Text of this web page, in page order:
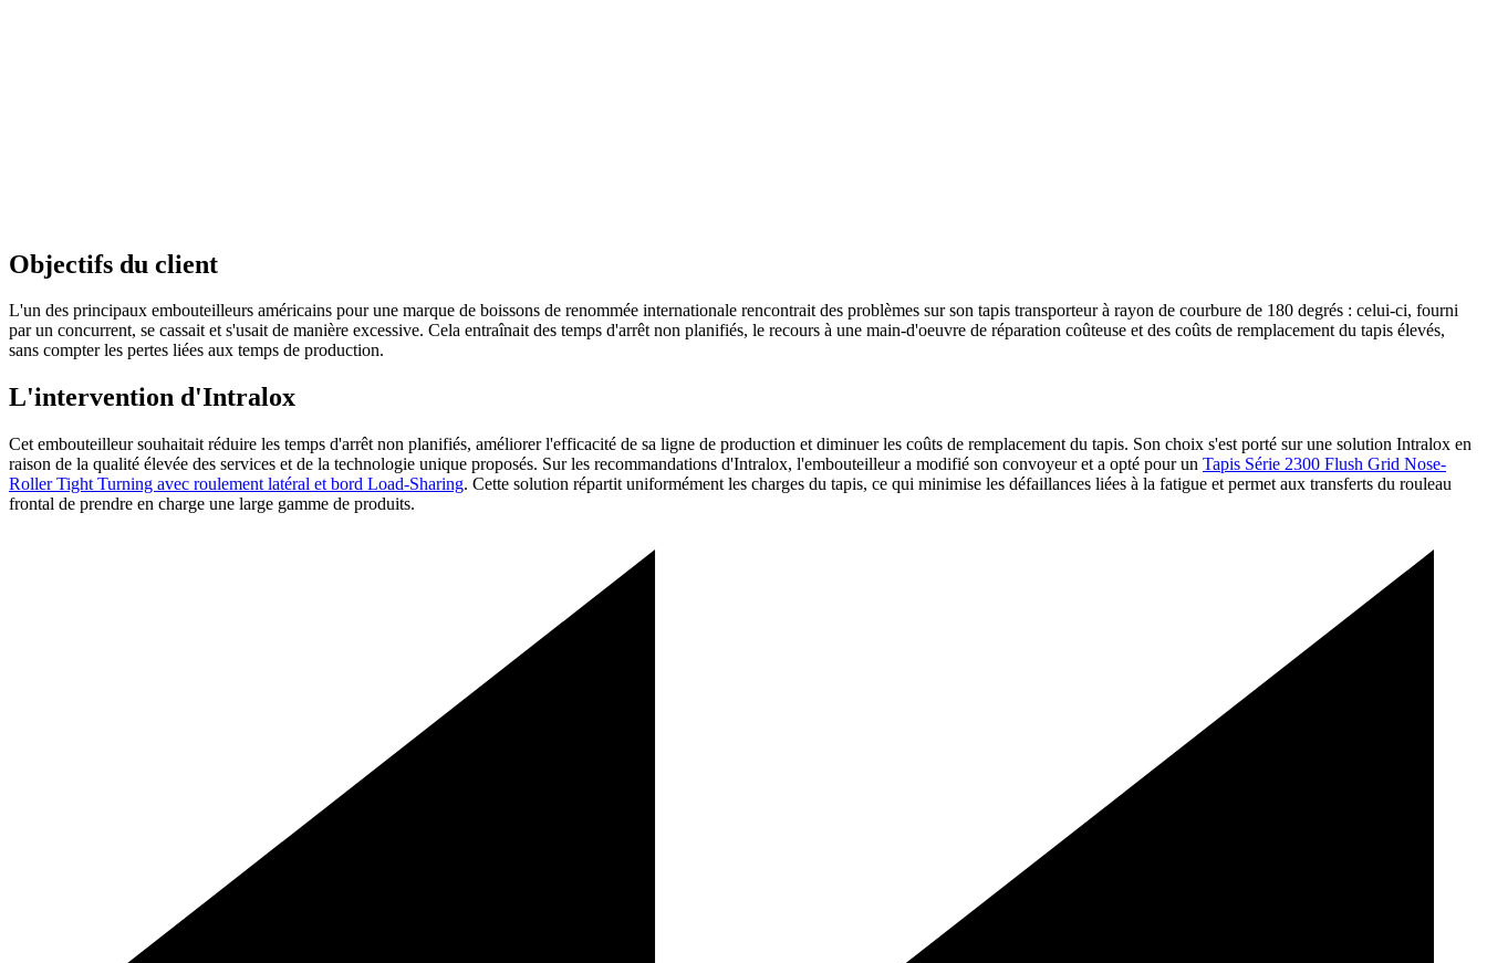
Objectifs du client
L'un des principaux embouteilleurs américains pour une marque de boissons de renommée internationale rencontrait des problèmes sur son tapis transporteur à rayon de courbure de 180 degrés : celui-ci, fourni
par un concurrent, se cassait et s'usait de manière excessive. Cela entraînait des temps d'arrêt non planifiés, le recours à une main-d'oeuvre de réparation coûteuse et des coûts de remplacement du tapis élevés,
sans compter les pertes liées aux temps de production.
L'intervention d'Intralox
Cet embouteilleur souhaitait réduire les temps d'arrêt non planifiés, améliorer l'efficacité de sa ligne de production et diminuer les coûts de remplacement du tapis. Son choix s'est porté sur une solution Intralox en
raison de la qualité élevée des services et de la technologie unique proposés. Sur les recommandations d'Intralox, l'embouteilleur a modifié son convoyeur et a opté pour un Tapis Série 2300 Flush Grid Nose-
Roller Tight Turning avec roulement latéral et bord Load-Sharing. Cette solution répartit uniformément les charges du tapis, ce qui minimise les défaillances liées à la fatigue et permet aux transferts du rouleau
frontal de prendre en charge une large gamme de produits.